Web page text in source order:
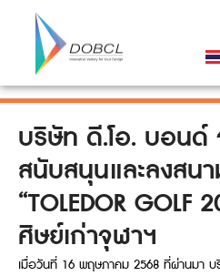
บริษัท ดี.โอ. บอนด์
สนับสนุนและลงสนา
“TOLEDOR GOLF
ศิษย์เก่าจุฬาฯ
เมื่อวันที่ 16 พฤษภาคม 2568 ที่ผ่านมา